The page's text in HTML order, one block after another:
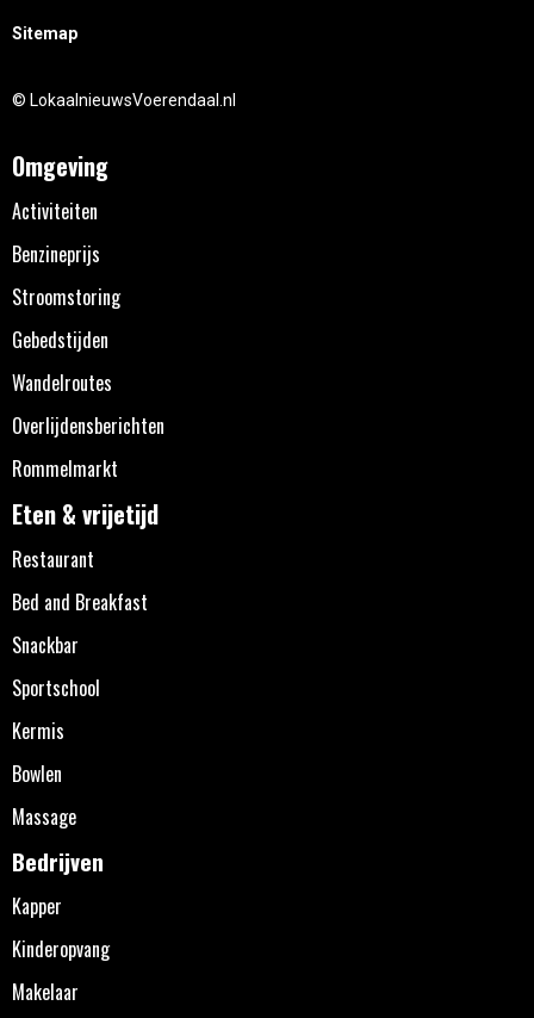
Sitemap
© LokaalnieuwsVoerendaal.nl
Omgeving
Activiteiten
Benzineprijs
Stroomstoring
Gebedstijden
Wandelroutes
Overlijdensberichten
Rommelmarkt
Eten & vrijetijd
Restaurant
Bed and Breakfast
Snackbar
Sportschool
Kermis
Bowlen
Massage
Bedrijven
Kapper
Kinderopvang
Makelaar